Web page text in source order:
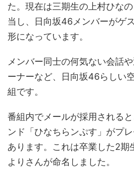
た。現在は三期生の上村ひな
当し、日向坂46メンバーがゲ
形になっています。
メンバー同士の何気ない会話
ーナーなど、日向坂46らしい
組です。
番組内でメールが採用される
ンド「ひなちらンぷす」がプ
あります。これは卒業した2期
よりさんが命名しました。